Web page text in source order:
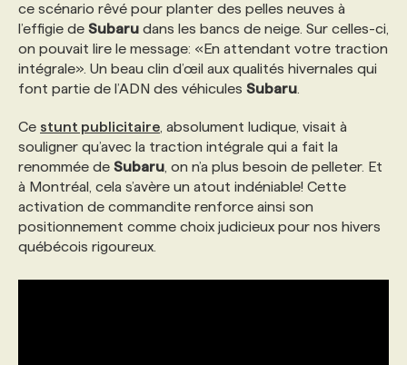
TENDANCES
NOS AUTEUR‧RICES
ANNONCEZ AVEC NOUS
NOS FORMATEUR‧RICES
POURQUOI CHOISIR NOS FORMATIONS
NOS TARIFS
PROGRAMMES DE SUBVENTIONS
NOS EXPERTISES
FAQ
ANNONCEZ AVEC NOUS
ce scénario rêvé pour planter des pelles neuves à
l’effigie de Subaru dans les bancs de neige. Sur celles-ci,
on pouvait lire le message: «En attendant votre traction
intégrale». Un beau clin d’œil aux qualités hivernales qui
font partie de l’ADN des véhicules Subaru
Ce stunt publicitaire , absolument ludique, visait à
souligner qu’avec la traction intégrale qui a fait la
renommée de Subaru , on n’a plus besoin de pelleter. Et
à Montréal, cela s’avère un atout indéniable! Cette
activation de commandite renforce ainsi son
positionnement comme choix judicieux pour nos hivers
québécois rigoureux.